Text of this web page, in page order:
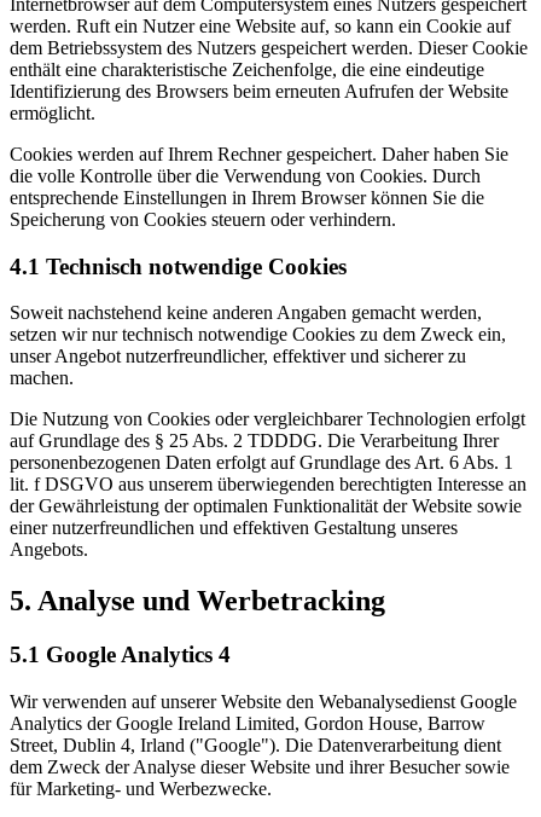
Internetbrowser auf dem Computersystem eines Nutzers gespeichert
werden. Ruft ein Nutzer eine Website auf, so kann ein Cookie auf
dem Betriebssystem des Nutzers gespeichert werden. Dieser Cookie
enthält eine charakteristische Zeichenfolge, die eine eindeutige
Identifizierung des Browsers beim erneuten Aufrufen der Website
ermöglicht.
Cookies werden auf Ihrem Rechner gespeichert. Daher haben Sie
die volle Kontrolle über die Verwendung von Cookies. Durch
entsprechende Einstellungen in Ihrem Browser können Sie die
Speicherung von Cookies steuern oder verhindern.
4.1 Technisch notwendige Cookies
Soweit nachstehend keine anderen Angaben gemacht werden,
setzen wir nur technisch notwendige Cookies zu dem Zweck ein,
unser Angebot nutzerfreundlicher, effektiver und sicherer zu
machen.
Die Nutzung von Cookies oder vergleichbarer Technologien erfolgt
auf Grundlage des § 25 Abs. 2 TDDDG. Die Verarbeitung Ihrer
personenbezogenen Daten erfolgt auf Grundlage des Art. 6 Abs. 1
lit. f DSGVO aus unserem überwiegenden berechtigten Interesse an
der Gewährleistung der optimalen Funktionalität der Website sowie
einer nutzerfreundlichen und effektiven Gestaltung unseres
Angebots.
5. Analyse und Werbetracking
5.1 Google Analytics 4
Wir verwenden auf unserer Website den Webanalysedienst Google
Analytics der Google Ireland Limited, Gordon House, Barrow
Street, Dublin 4, Irland ("Google"). Die Datenverarbeitung dient
dem Zweck der Analyse dieser Website und ihrer Besucher sowie
für Marketing- und Werbezwecke.